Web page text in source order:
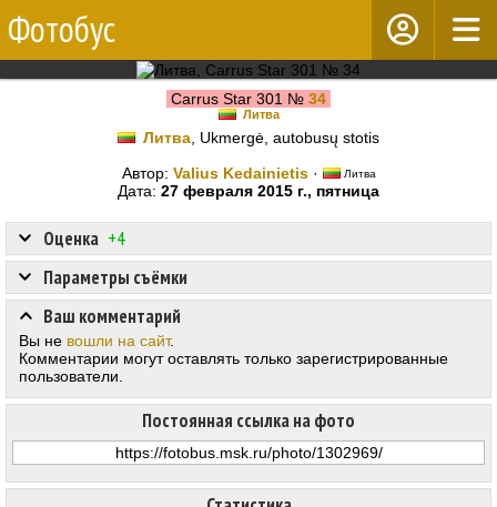
Фотобус
Carrus Star 301 № 34
Литва
Литва , Ukmergė, autobusų stotis
Автор: Valius Kedainietis· Литва
Дата: 27 февраля 2015 г., пятница
Оценка +4
Постоянная ссылка на фото
Параметры съёмки
Ваш комментарий
Вы не вошли на сайт.
Комментарии могут оставлять только зарегистрированные
пользователи.